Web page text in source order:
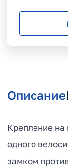
Описание
Крепление на
одного
замком